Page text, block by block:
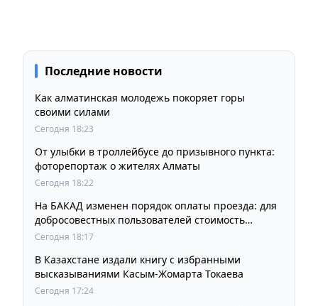
Последние новости
Как алматинская молодежь покоряет горы
своими силами
Сегодня 18:23
От улыбки в троллейбусе до призывного пункта:
фоторепортаж о жителях Алматы
Сегодня 18:22
На БАКАД изменен порядок оплаты проезда: для
добросовестных пользователей стоимость
остается прежней
Сегодня 18:17
В Казахстане издали книгу с избранными
высказываниями Касым-Жомарта Токаева
Сегодня 17:24